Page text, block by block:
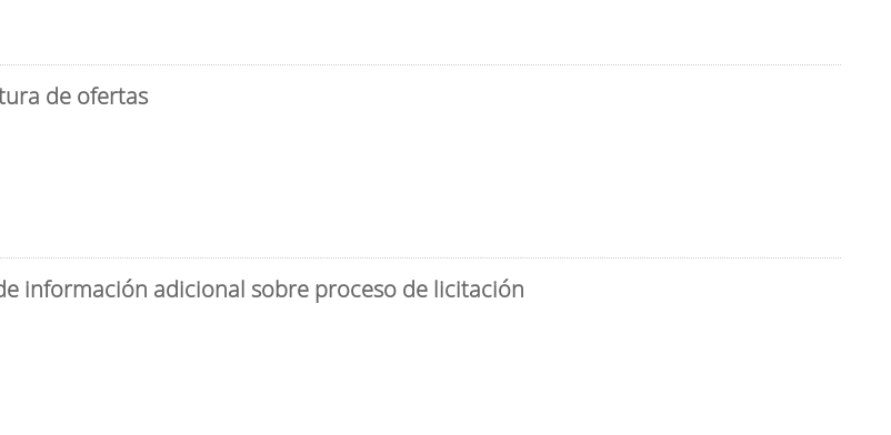
de ofertas
información adicional sobre proceso de licitación